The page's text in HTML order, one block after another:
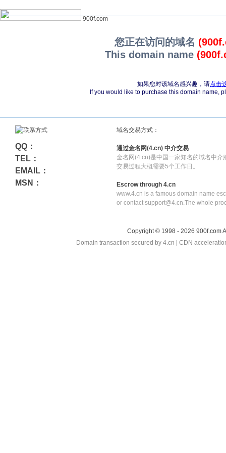
900f.com
您正在访问的域名
This domain name
如果您对该域名感兴趣，请点击
If you would like to purchase this domain name,
QQ：
TEL：
EMAIL：
MSN：
域名交易方式：
通过金名网(4.cn) 中介交易
金名网(4.cn)是中国一家知名的域名中介
交易过程大概需要5个工作日。
Escrow through 4.cn
www.4.cn is a famous domain name
or contact support@4.cn.The whole
Copyright © 1998 - 2026 900f.com
Domain transaction secured by 4.cn | CDN